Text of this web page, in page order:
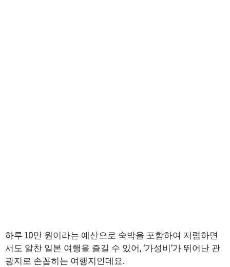
하루 10만 원이라는 예산으로 숙박을 포함하여 저렴하면
서도 알찬 일본 여행을 즐길 수 있어, ‘가성비’가 뛰어난 관
광지로 손꼽히는 여행지인데요.